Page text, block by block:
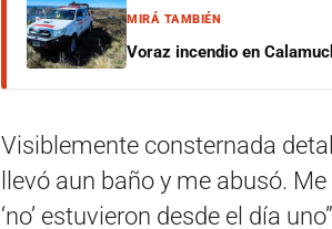
MIRÁ TAMBIÉN
Voraz incendio en
Visiblemente consternada
llevó aun baño y me abusó.
‘no’ estuvieron desde el día